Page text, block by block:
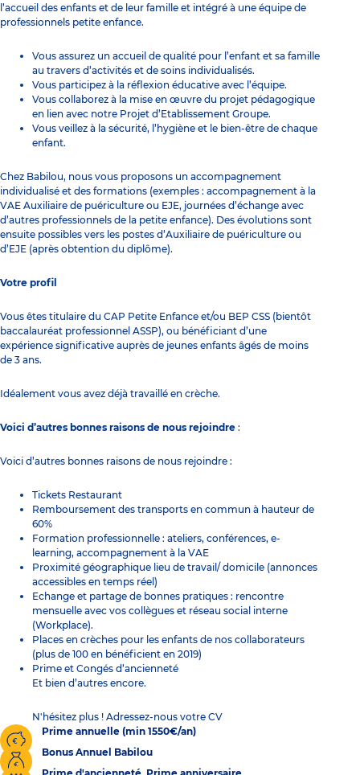
l’accueil des enfants et de leur famille et intégré à une équipe de
professionnels petite enfance.
Vous assurez un accueil de qualité pour l’enfant et sa famille
au travers d’activités et de soins individualisés.
Vous participez à la réflexion éducative avec l’équipe.
Vous collaborez à la mise en œuvre du projet pédagogique
en lien avec notre Projet d’Etablissement Groupe.
Vous veillez à la sécurité, l’hygiène et le bien-être de chaque
enfant.
Chez Babilou, nous vous proposons un accompagnement
individualisé et des formations (exemples : accompagnement à la
VAE Auxiliaire de puériculture ou EJE, journées d’échange avec
d’autres professionnels de la petite enfance). Des évolutions sont
ensuite possibles vers les postes d’Auxiliaire de puériculture ou
d’EJE (après obtention du diplôme).
Votre profil
Vous êtes titulaire du CAP Petite Enfance et/ou BEP CSS (bientôt
baccalauréat professionnel ASSP), ou bénéficiant d’une
expérience significative auprès de jeunes enfants âgés de moins
de 3 ans.
Idéalement vous avez déjà travaillé en crèche.
Voici d’autres bonnes raisons de nous rejoindre :
Voici d’autres bonnes raisons de nous rejoindre :
Tickets Restaurant
Remboursement des transports en commun à hauteur de
60%
Formation professionnelle : ateliers, conférences, e-
learning, accompagnement à la VAE
Proximité géographique lieu de travail/ domicile (annonces
accessibles en temps réel)
Echange et partage de bonnes pratiques : rencontre
mensuelle avec vos collègues et réseau social interne
(Workplace).
Places en crèches pour les enfants de nos collaborateurs
(plus de 100 en bénéficient en 2019)
Prime et Congés d’ancienneté
Et bien d’autres encore.
N'hésitez plus ! Adressez-nous votre CV
Prime annuelle (min 1550€/an)
Bonus Annuel Babilou